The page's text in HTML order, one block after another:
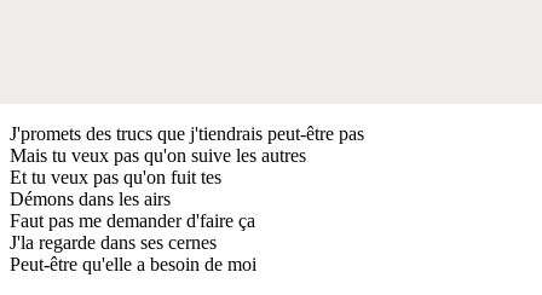
J'promets des trucs que j'tiendrais peut-être pas
Mais tu veux pas qu'on suive les autres
Et tu veux pas qu'on fuit tes
Démons dans les airs
Faut pas me demander d'faire ça
J'la regarde dans ses cernes
Peut-être qu'elle a besoin de moi